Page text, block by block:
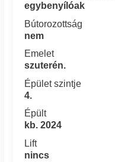
egybenyílóak
Bútorozottság
nem
Emelet
szuterén.
Épület szintje
4.
Épült
kb. 2024
Lift
nincs